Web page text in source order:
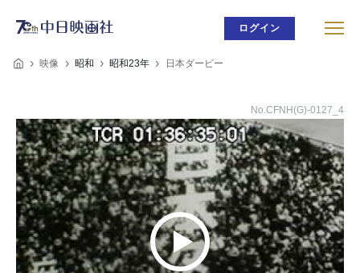
ログイン
映像 昭和 昭和23年 日本ダービー
No.CFNH(G)-0127_4